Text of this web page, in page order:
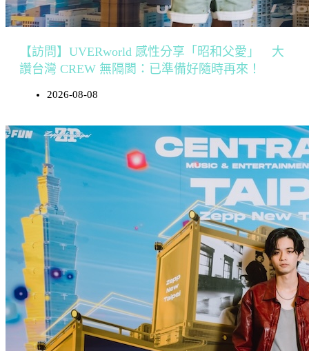
【訪問】UVERworld 感性分享「昭和父愛」 大
讚台灣 CREW 無隔閡：已準備好隨時再來！
2026-08-08